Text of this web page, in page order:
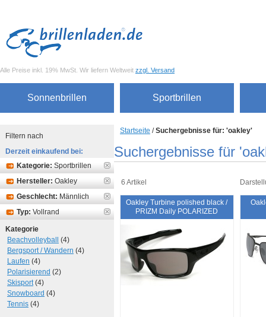
Alle Preise inkl. 19% MwSt. Wir liefern Weltweit zzgl. Versand
Sonnenbrillen Sportbrillen
Startseite /Suchergebnisse für: 'oakley'
Suchergebnisse für
6 Artikel
Oakley Turbine polished black /
PRIZM Daily POLARIZED
Filtern nach
Derzeit einkaufend bei:
Kategorie: Sportbrillen
Hersteller: Oakley
Geschlecht: Männlich
Typ: Vollrand
Kategorie
Beachvolleyball
(4)
Bergsport / Wandern (4)
Laufen (4)
Polarisierend (2)
Skisport(4)
Snowboard (4)
Tennis (4)